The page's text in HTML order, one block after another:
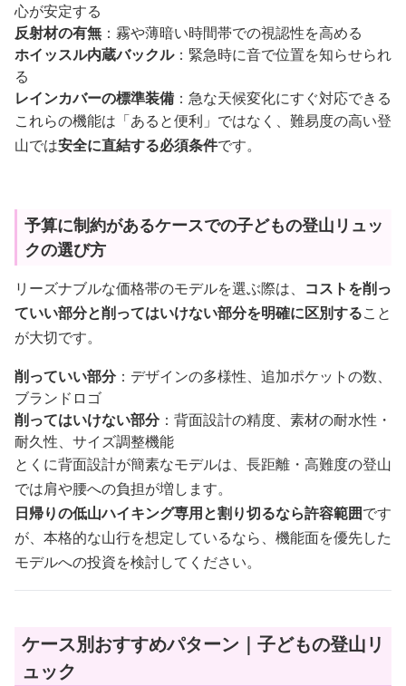
心が安定する
反射材の有無 ：霧や薄暗い時間帯での視認性を高める
ホイッスル内蔵バックル：緊急時に音で位置を知らせられ
る
レインカバーの標準装備 ：急な天候変化にすぐ対応できる
これらの機能は「あると便利」ではなく、難易度の高い登
山では安全に直結する必須条件です。
予算に制約があるケースでの子どもの登山リュッ
クの選び方
リーズナブルな価格帯のモデルを選ぶ際は、 コストを削っ
ていい部分と削ってはいけない部分を明確に区別すること
が大切です。
削っていい部分：デザインの多様性、追加ポケットの数、
ブランドロゴ
削ってはいけない部分：背面設計の精度、素材の耐水性・
耐久性、サイズ調整機能
とくに背面設計が簡素なモデルは、長距離・高難度の登山
では肩や腰への負担が増します。
日帰りの低山ハイキング専用と割り切るなら許容範囲です
が、本格的な山行を想定しているなら、機能面を優先した
モデルへの投資を検討してください。
ケース別おすすめパターン｜子どもの登山リ
ュック